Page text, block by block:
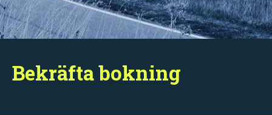
Bekräfta bokning